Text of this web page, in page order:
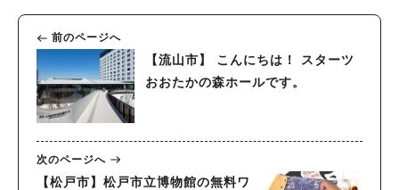
前のページへ
【流山市】 こんにちは！ スターツ
おおたかの森ホールです。
次のページへ
【松戸市】松戸市立博物館の無料ワ